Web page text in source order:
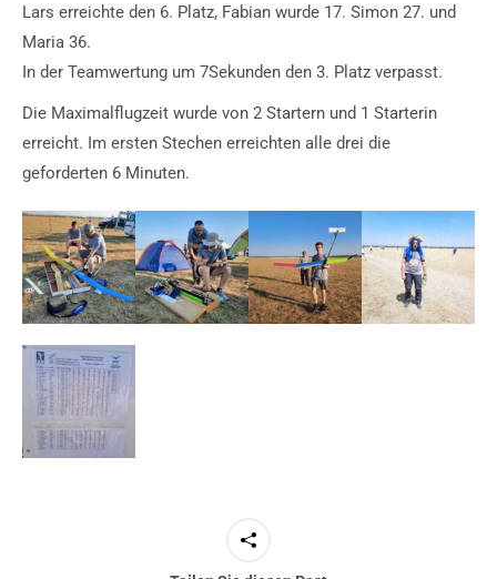
Lars erreichte den 6. Platz, Fabian wurde 17. Simon 27. und
Maria 36.
In der Teamwertung um 7Sekunden den 3. Platz verpasst.
Die Maximalflugzeit wurde von 2 Startern und 1 Starterin
erreicht. Im ersten Stechen erreichten alle drei die
geforderten 6 Minuten.